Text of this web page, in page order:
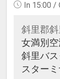
In 15:00 /
斜里郡
女満別
斜里バ
スター